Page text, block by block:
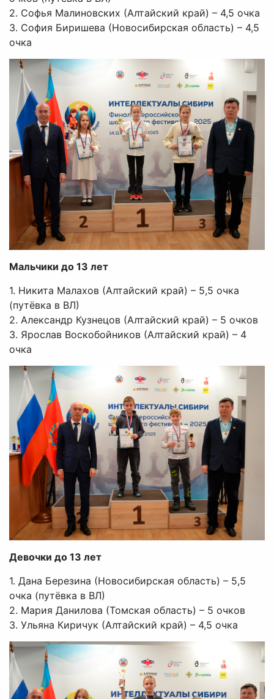
2. Софья Малиновских (Алтайский край) – 4,5 очка
3. София Биришева (Новосибирская область) – 4,5
очка
Мальчики до 13 лет
1. Никита Малахов (Алтайский край) – 5,5 очка
(путёвка в ВЛ)
2. Александр Кузнецов (Алтайский край) – 5 очков
3. Ярослав Воскобойников (Алтайский край) – 4
очка
Девочки до 13 лет
1. Дана Березина (Новосибирская область) – 5,5
очка (путёвка в ВЛ)
2. Мария Данилова (Томская область) – 5 очков
3. Ульяна Киричук (Алтайский край) – 4,5 очка